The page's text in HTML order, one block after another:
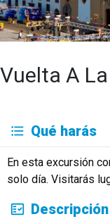
Vuelta A
Qué harás
En esta excursión
solo día. Visitarás
Descripción